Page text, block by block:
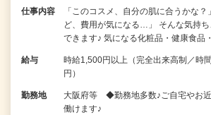
仕事内容
「このコスメ、自分の肌に合うかな
ど、費用が気になる…」 そんな気持
できます♪ 気になる化粧品・健康食品
給与
時給1,500円以上（完全出来高制／時
円）
勤務地
大阪府等 ◆勤務地多数♪ご自宅やお
働けます♪